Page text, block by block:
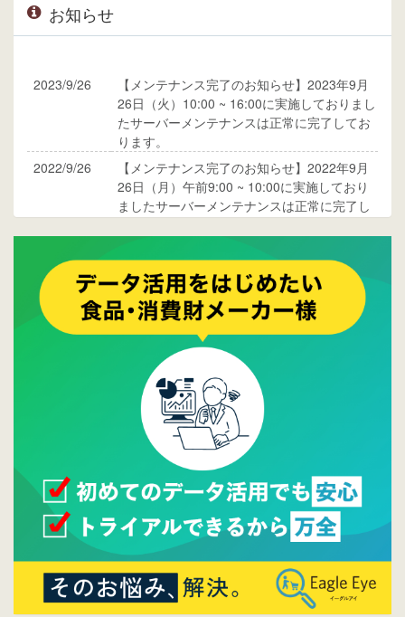
お知らせ
2023/9/26
【メンテナンス完了のお知らせ】2023年9月
26日（火）10:00 ~ 16:00に実施しておりまし
たサーバーメンテナンスは正常に完了してお
ります。
2022/9/26
【メンテナンス完了のお知らせ】2022年9月
26日（月）午前9:00 ~ 10:00に実施しており
ましたサーバーメンテナンスは正常に完了し
ご覧ください。
2015/10/19
ウレコンのサイト機能を大幅バージョンアッ
プ。詳細はこちら。⇒告知ページへ
2015/09/28
ウレコンが機能拡充し、サイトリニューアル
しました。⇒
ウレコンFacebook
Facebookページを開設しました。詳細は
ら。
ウレコンサイトリリースしました。